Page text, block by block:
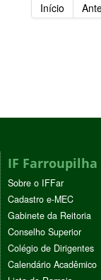
Início
IF Farroupilha
Sobre o IFFar
Cadastro e-MEC
Gabinete da Reitoria
Conselho Superior
Colégio de Dirigentes
Calendário Acadêmico